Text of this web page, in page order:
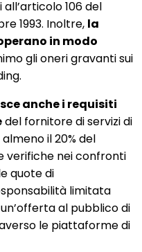
106 del
1993. Inoltre, la
in modo
gli oneri gravanti sui
anche i requisiti
del fornitore di servizi di
il 20% del
verifiche nei confronti
quote di
limitata
al pubblico di
le piattaforme di